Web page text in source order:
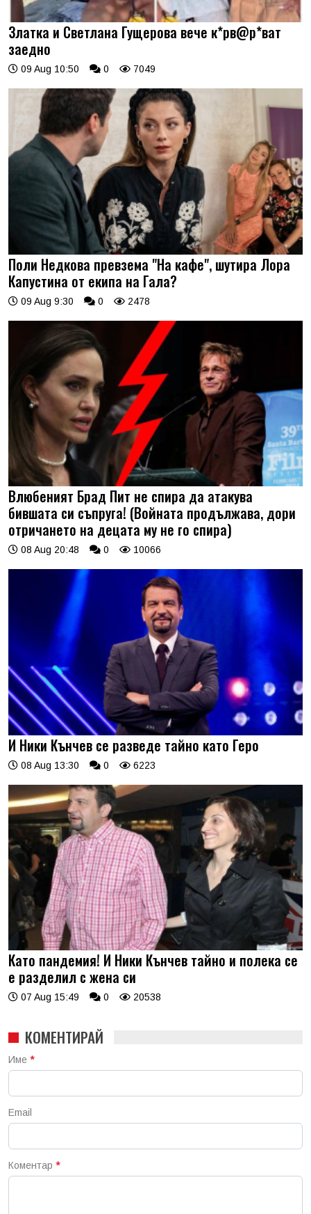
Златка и Светлана Гущерова вече к*рв@р*ват
заедно
09 Aug 10:50 0 7049
Поли Недкова превзема "На кафе", шутира Лора
Капустина от екипа на Гала?
09 Aug 9:30 0 2478
Влюбеният Брад Пит не спира да атакува
бившата си съпруга! (Войната продължава, дори
отричането на децата му не го спира)
08 Aug 20:48 0 10066
И Ники Кънчев се разведе тайно като Геро
08 Aug 13:30 0 6223
Като пандемия! И Ники Кънчев тайно и полека се
е разделил с жена си
07 Aug 15:49 0 20538
КОМЕНТИРАЙ
Име *
Email
Коментар *